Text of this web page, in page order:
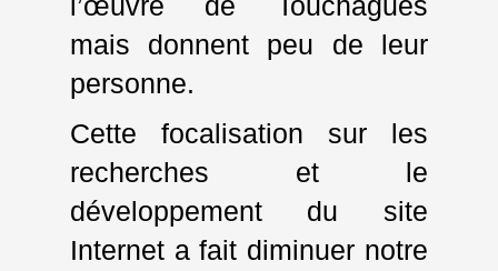
mais donnent peu de leur
personne.
Cette focalisation sur les
recherches et le
développement du site
Internet a fait diminuer notre